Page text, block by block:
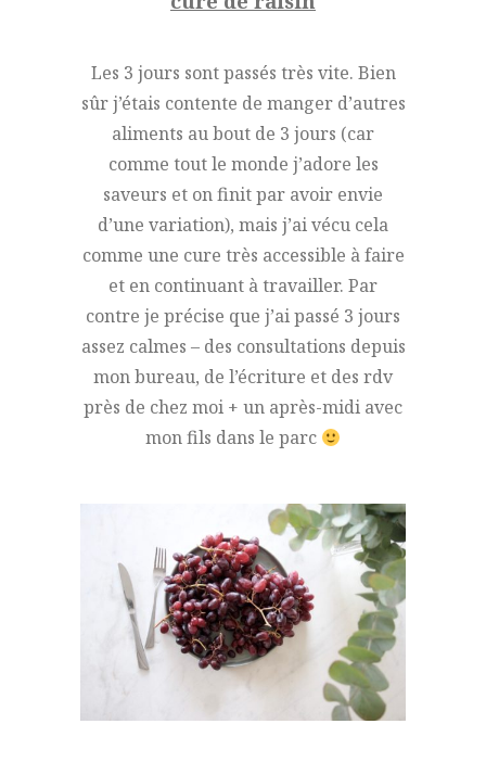
Les 3 jours sont passés très vite. Bien
sûr j’étais contente de manger d’autres
aliments au bout de 3 jours (car
comme tout le monde j’adore les
saveurs et on finit par avoir envie
d’une variation), mais j’ai vécu cela
comme une cure très accessible à faire
et en continuant à travailler. Par
contre je précise que j’ai passé 3 jours
assez calmes – des consultations depuis
mon bureau, de l’écriture et des rdv
près de chez moi + un après-midi avec
mon fils dans le parc